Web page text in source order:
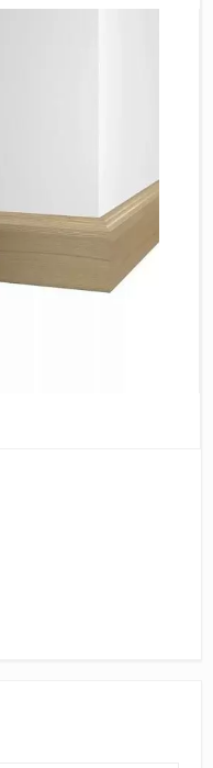
Bonkeel
Damy Floor